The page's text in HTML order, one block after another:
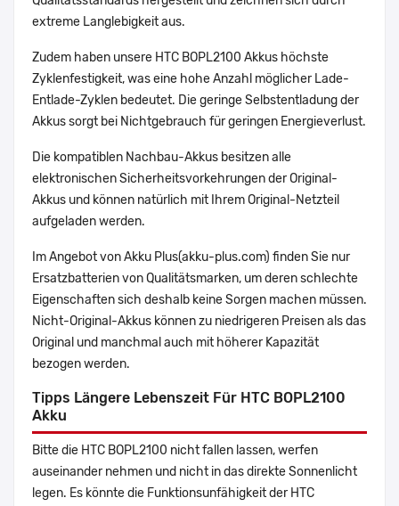
extreme Langlebigkeit aus.
Zudem haben unsere HTC BOPL2100 Akkus höchste
Zyklenfestigkeit, was eine hohe Anzahl möglicher Lade-
Entlade-Zyklen bedeutet. Die geringe Selbstentladung der
Akkus sorgt bei Nichtgebrauch für geringen Energieverlust.
Die kompatiblen Nachbau-Akkus besitzen alle
elektronischen Sicherheitsvorkehrungen der Original-
Akkus und können natürlich mit Ihrem Original-Netzteil
aufgeladen werden.
Im Angebot von Akku Plus(akku-plus.com) finden Sie nur
Ersatzbatterien von Qualitätsmarken, um deren schlechte
Eigenschaften sich deshalb keine Sorgen machen müssen.
Nicht-Original-Akkus können zu niedrigeren Preisen als das
Original und manchmal auch mit höherer Kapazität
bezogen werden.
Tipps Längere Lebenszeit Für HTC BOPL2100
Akku
Bitte die HTC BOPL2100 nicht fallen lassen, werfen
auseinander nehmen und nicht in das direkte Sonnenlicht
legen. Es könnte die Funktionsunfähigkeit der HTC